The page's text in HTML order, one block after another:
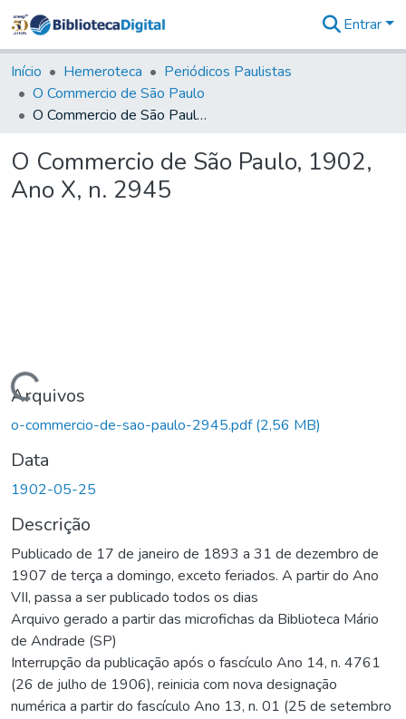
&
Coleções
Tudo na
Biblioteca
Estatísticas
Entrar
Início Hemeroteca
Periódicos Paulistas
O Commercio de São Paulo
O Commercio de São Paulo, 1902, Ano X, n. 2945
O Commercio de São Paulo, 1902,
Ano X, n. 2945
Carregando...
Arquivos
o-commercio-de-sao-paulo-2945.pdf(2,56 MB)
Data
1902-05-25
Descrição
Publicado de 17 de janeiro de 1893 a 31 de dezembro de
1907 de terça a domingo, exceto feriados. A partir do Ano
VII, passa a ser publicado todos os dias
Arquivo gerado a partir das microfichas da Biblioteca Mário
de Andrade (SP)
Interrupção da publicação após o fascículo Ano 14, n. 4761
(26 de julho de 1906), reinicia com nova designação
numérica a partir do fascículo Ano 13, n. 01 (25 de setembro